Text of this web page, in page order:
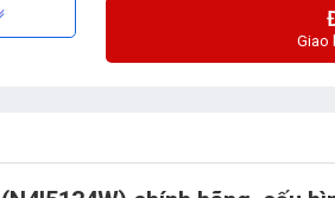
Giao